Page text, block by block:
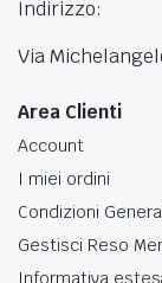
Indirizzo:
Via
Area Clienti
Account
I miei ordini
Condizioni
Gestisci Reso
Informativa